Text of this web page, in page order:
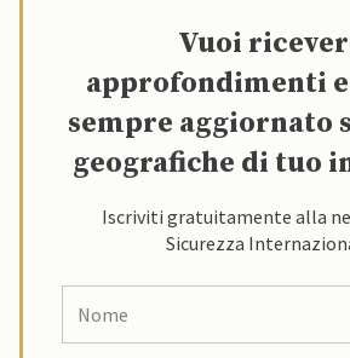
Vuoi
approfondimenti
sempre aggiornato
geografiche di tuo
Iscriviti gratuitamente alla
Sicurezza